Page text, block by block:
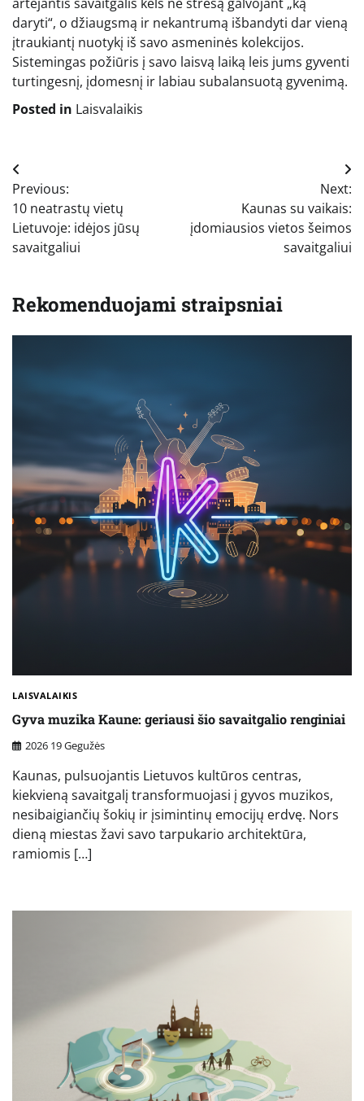
artėjantis savaitgalis kels ne stresą galvojant „ką
daryti“, o džiaugsmą ir nekantrumą išbandyti dar vieną
įtraukiantį nuotykį iš savo asmeninės kolekcijos.
Sistemingas požiūris į savo laisvą laiką leis jums gyventi
turtingesnį, įdomesnį ir labiau subalansuotą gyvenimą.
Posted in Laisvalaikis
Navigacija
tarp
įrašų
Previous:
10 neatrastų vietų
Lietuvoje: idėjos jūsų
savaitgaliui
Next:
Kaunas su vaikais:
įdomiausios vietos šeimos
savaitgaliui
Rekomenduojami straipsniai
LAISVALAIKIS
Gyva muzika Kaune: geriausi šio savaitgalio renginiai
2026 19 Gegužės
Kaunas, pulsuojantis Lietuvos kultūros centras,
kiekvieną savaitgalį transformuojasi į gyvos muzikos,
nesibaigiančių šokių ir įsimintinų emocijų erdvę. Nors
dieną miestas žavi savo tarpukario architektūra,
ramiomis […]